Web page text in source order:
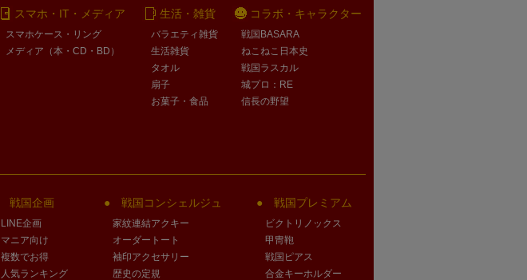
スマホ・IT・メディア
スマホケース・リング
メディア（本・CD・BD）
生活・雑貨
バラエティ雑貨
生活雑貨
タオル
扇子
お菓子・食品
コラボ・キャラクター
戦国BASARA
ねこねこ日本史
戦国ラスカル
城プロ：RE
信長の野望
戦国企画
LINE企画
マニア向け
複数でお得
人気ランキング
戦国コンシェルジュ
家紋連結アクキー
オーダートート
袖印アクセサリー
歴史の定規
戦国プレミアム
ビクトリノックス
甲冑鞄
戦国ピアス
合金キーホルダー